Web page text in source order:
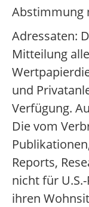
Abstimmung
Adressaten:
Mitteilung
und
Verfügung.
Die vom
Reports,
nicht für
ihren